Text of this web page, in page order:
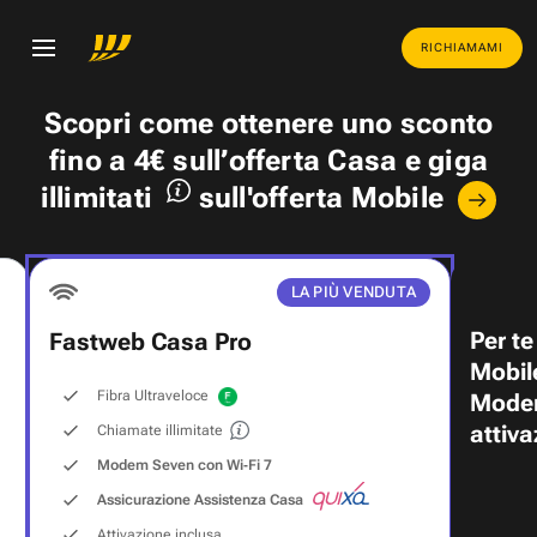
RICHIAMAMI
Scopri come ottenere uno sconto
fino a 4€ sull’offerta Casa egiga
illimitati
sull'offerta Mobile
LA PIÙ VENDUTA
Fastweb Casa Pro
Fibra Ultraveloce
Chiamate illimitate
Modem Seven con Wi‑Fi 7
Assicurazione Assistenza Casa
Per